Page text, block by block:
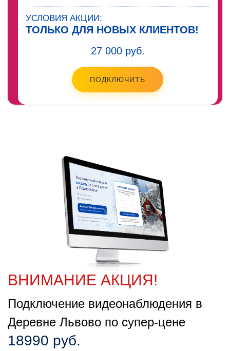
УСЛОВИЯ АКЦИИ:
ТОЛЬКО ДЛЯ НОВЫХ КЛИЕНТОВ!
27 000 руб.
ПОДКЛЮЧИТЬ
ВНИМАНИЕ АКЦИЯ!
Подключение видеонаблюдения в
Деревне Львово по супер-цене
18990 руб.